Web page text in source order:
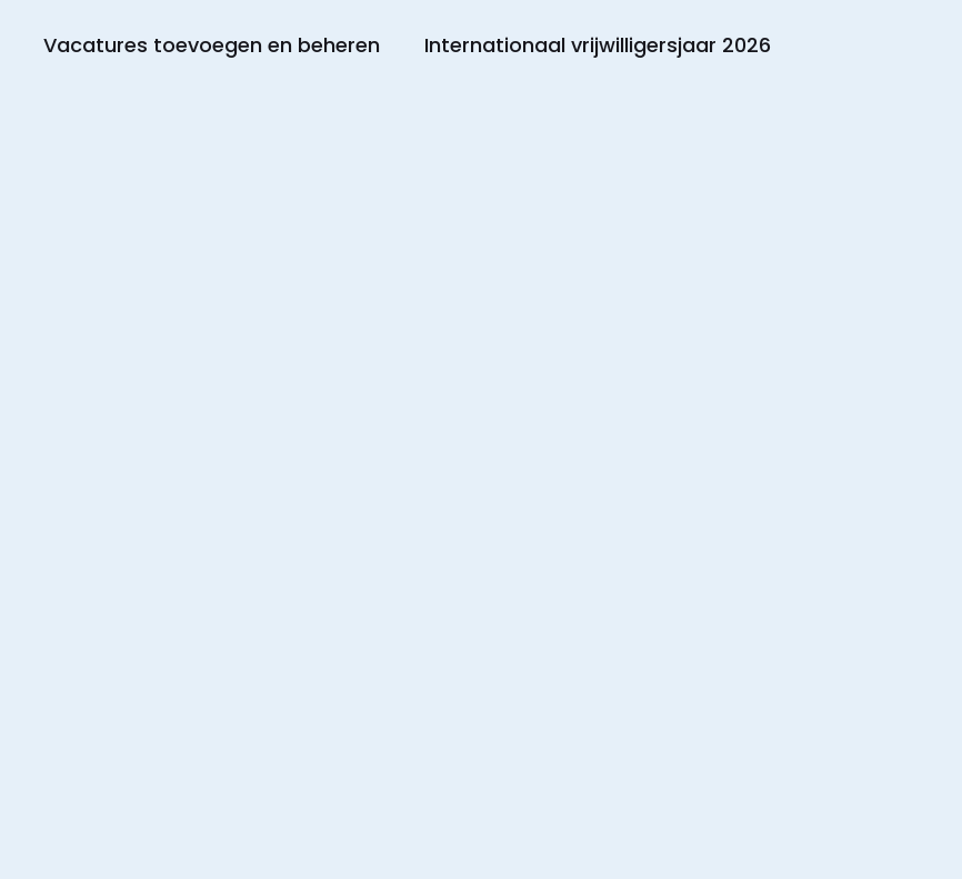
Vacatures toevoegen en beheren Internationaal vrijwilligersjaar 2026